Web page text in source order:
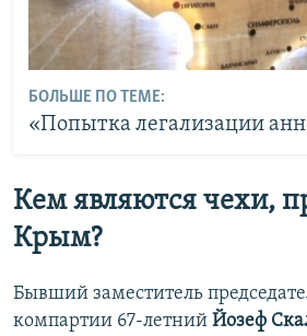
БОЛЬШЕ ПО ТЕМЕ:
«Попытка легализации
Кем являются чехи,
Крым?
Бывший заместитель
компартии 67-летний Йозеф